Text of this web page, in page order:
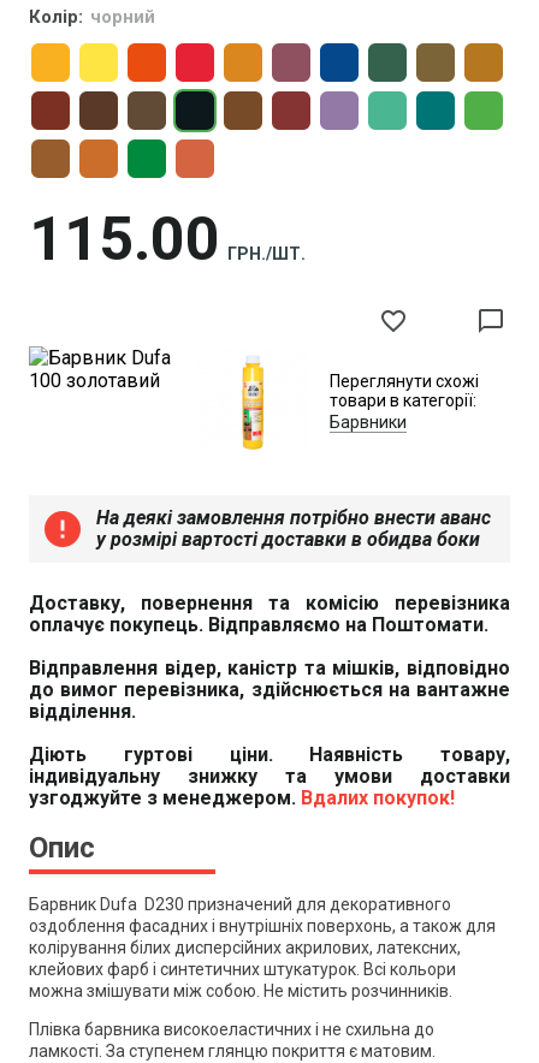
Колір: чорний
115 00 ГРН./ШТ.
favorite_border chat_bubble_outline
Переглянути схожі
товари в категорії:
Барвники
error
На деякі замовлення потрібно внести аванс
у розмірі вартості доставки в обидва боки
Доставку, повернення та комісію перевізника
оплачує покупець. Відправляємо на Поштомати.
Відправлення відер, каністр та мішків, відповідно
до вимог перевізника, здійснюється на вантажне
відділення.
Діють гуртові ціни. Наявність товару,
індивідуальну знижку та умови доставки
узгоджуйте з менеджером. Вдалих покупок!
Опис
Барвник Dufa D230 призначений для декоративного
оздоблення фасадних і внутрішніх поверхонь, а також для
колірування білих дисперсійних акрилових, латексних,
клейових фарб і синтетичних штукатурок. Всі кольори
можна змішувати між собою. Не містить розчинників.
Плівка барвника високоеластичних і не схильна до
ламкості. За ступенем глянцю покриття є матовим.